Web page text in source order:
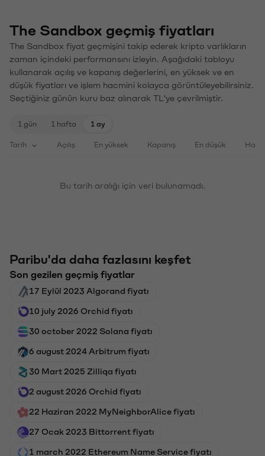
The Sandbox geçmiş fiyatları
The Sandbox fiyat geçmişini takip ederek kripto varlıkların
zaman içindeki performansını izleyin. Aşağıdaki tabloyu
kullanarak açılış ve kapanış değerlerini, en yüksek ve en
düşük fiyatları ve işlem hacmini kolayca görüntüleyebilirsiniz.
Seçtiğiniz günün kuru baz alınarak TL'ye çevrilmiştir.
1 gün 1 hafta 1 ay
Tarih Açılış En yüksek Kapanış En düşük
Bu tarih aralığı için veri bulunamadı.
Paribu'da daha fazlasını keşfet
Son gezilen geçmiş fiyatlar
17 Eylül 2023 Algorand fiyatı
10 july 2026 Orchid fiyatı
30 october 2022 Solana fiyatı
6 august 2024 Arbitrum fiyatı
30 Mart 2025 Zilliqa fiyatı
2 august 2026 Orchid fiyatı
22 Haziran 2022 MyNeighborAlice fiyatı
27 Ocak 2023 Bittorrent fiyatı
1 march 2022 Ethereum Name Service fiyatı